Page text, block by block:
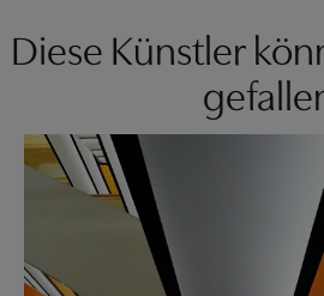
Diese Künstler